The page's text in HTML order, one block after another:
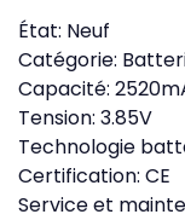
État: Neuf
Catégorie:
Capacité:
Tension: 3.85V
Technologie
Certification: CE
Service et